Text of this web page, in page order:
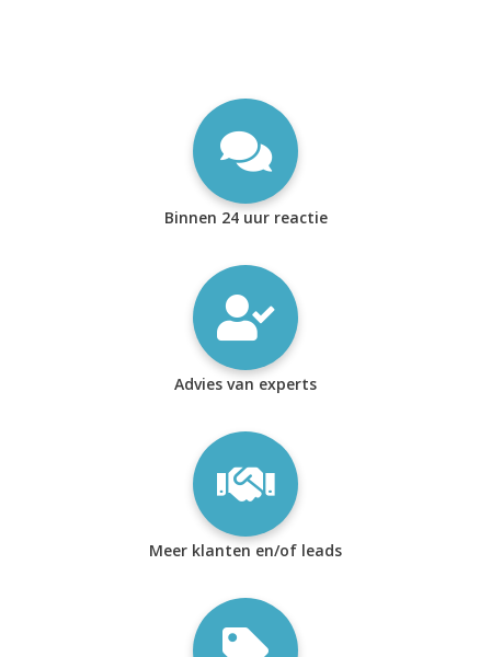
Binnen 24 uur reactie
Advies van experts
Meer klanten en/of leads